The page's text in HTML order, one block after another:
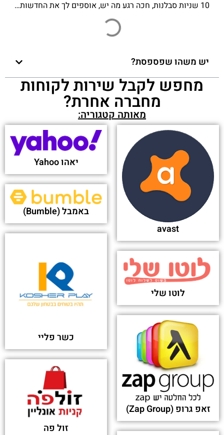
10 שניות סבלנות, חכה רגע מה יש, אוספים לך את החדשות…
יש משהו שפספסת?
מחפש לקבל שירות לקוחות
מחברה אחרת?
מאותה קטגוריה:
avast
יאהו Yahoo
באמבל (Bumble)
כשר פליי
לוטו שלי
זאפ גרופ (Zap Group)
זול פה